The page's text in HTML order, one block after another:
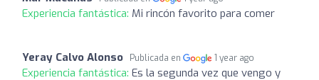
Experiencia fantástica: Mi rincón favorito para comer
Yeray Calvo Alonso Publicada en 1 year ago
Experiencia fantástica: Es la segunda vez que vengo y